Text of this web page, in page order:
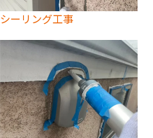
シーリング工事